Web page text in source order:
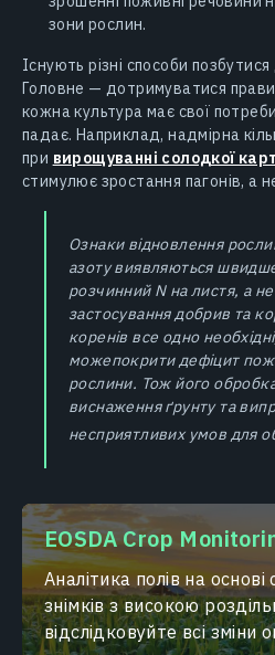
зони рослин.
Існують різні способи
Головне — дотримуватися
кожна культура має свої
падає. Наприклад, надмірна
при вирощуванні солодкої
стимулює зростання пагонів, а
Ознаки відновлення
азоту виявляються
розчинний N на листя, а
застосування добрив та
коренів все одно
можепокрити дефіцит
рослини. Тож його
виснаження ґрунту та
несприятливих умов для
EOSDA Crop
Аналітика полів на
знімків з високою
відслідковуйте всі зміни